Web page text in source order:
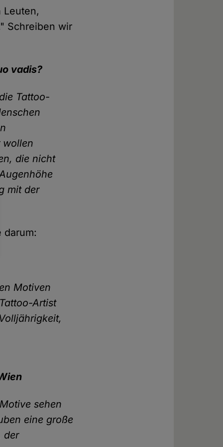
Leuten,
Schreiben wir
vadis?
Tattoo-
wollen
die nicht
mit der
darum:
Motiven
Artist
sehen
eine große
der